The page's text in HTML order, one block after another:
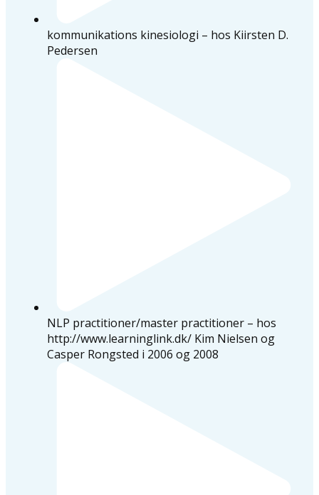
kommunikations kinesiologi – hos Kiirsten D.
Pedersen
NLP practitioner/master practitioner – hos
http://www.learninglink.dk/ Kim Nielsen og
Casper Rongsted i 2006 og 2008